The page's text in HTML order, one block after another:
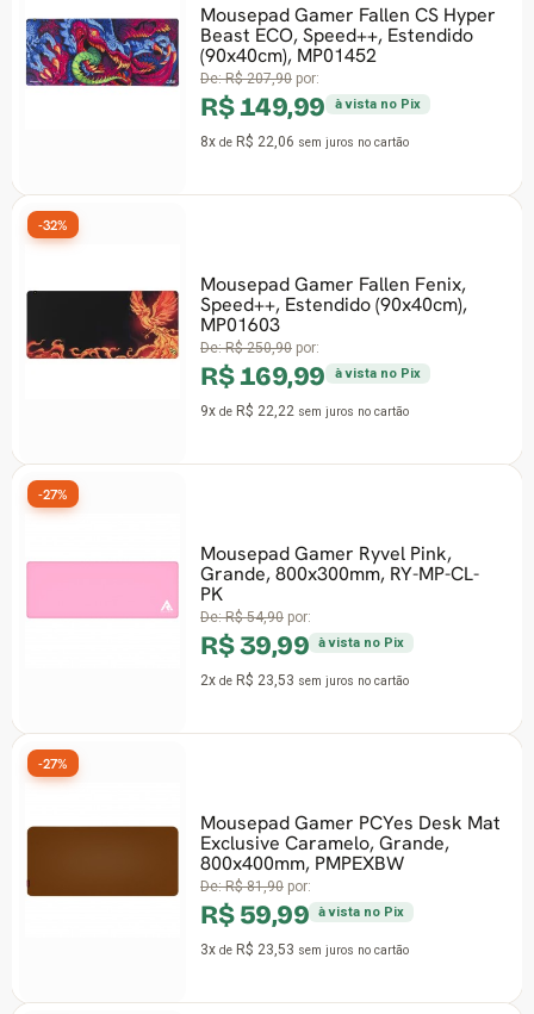
Mousepad Gamer Fallen CS Hyper
Beast ECO, Speed++, Estendido
(90x40cm), MP01452
De:R$ 207,90por:
R$ 149,99 à vista no Pix
8xde R$ 22,06sem juros no cartão
Mousepad Gamer Fallen Fenix,
Speed++, Estendido (90x40cm),
MP01603
De:R$ 250,90por:
R$ 169,99 à vista no Pix
9xde R$ 22,22sem juros no cartão
-32%
Mousepad Gamer Ryvel Pink,
Grande, 800x300mm, RY-MP-CL-
PK
De:R$ 54,90por:
R$ 39,99 à vista no Pix
2xde R$ 23,53sem juros no cartão
-27%
Mousepad Gamer PCYes Desk Mat
Exclusive Caramelo, Grande,
800x400mm, PMPEXBW
De:R$ 81,90por:
R$ 59,99 à vista no Pix
3xde R$ 23,53sem juros no cartão
-27%